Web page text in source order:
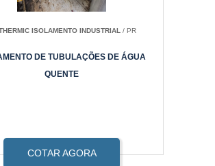
ISOLAMENTO INDUSTRIAL / PR
DE TUBULAÇÕES DE ÁGUA
QUENTE
COTAR AGORA